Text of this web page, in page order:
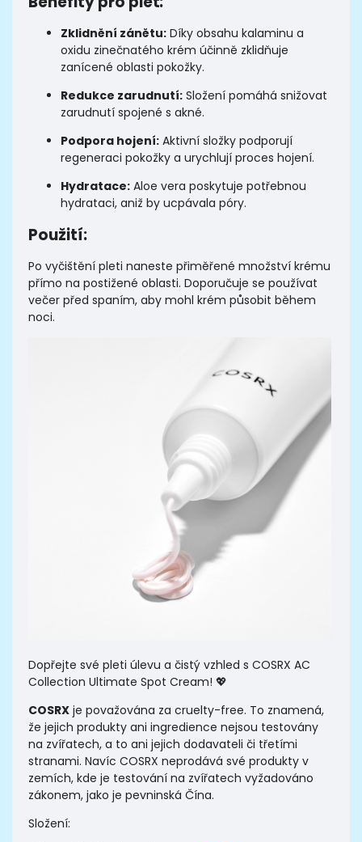
Zklidnění zánětu: Díky obsahu kalaminu a
oxidu zinečnatého krém účinně zklidňuje
zanícené oblasti pokožky.
Redukce zarudnutí: Složení pomáhá snižovat
zarudnutí spojené s akné.
Podpora hojení: Aktivní složky podporují
regeneraci pokožky a urychlují proces hojení.
Hydratace: Aloe vera poskytuje potřebnou
hydrataci, aniž by ucpávala póry.
Použití:
Po vyčištění pleti naneste přiměřené množství krému
přímo na postižené oblasti. Doporučuje se používat
večer před spaním, aby mohl krém působit během
noci.
Dopřejte své pleti úlevu a čistý vzhled s COSRX AC
Collection Ultimate Spot Cream! 💖
COSRX je považována za cruelty-free. To znamená,
že jejich produkty ani ingredience nejsou testovány
na zvířatech, a to ani jejich dodavateli či třetími
stranami. Navíc COSRX neprodává své produkty v
zemích, kde je testování na zvířatech vyžadováno
zákonem, jako je pevninská Čína.
Složení: